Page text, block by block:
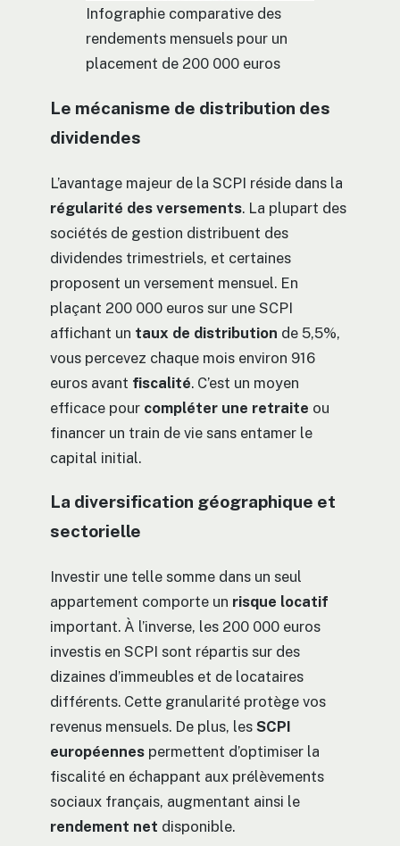
Infographie comparative des
rendements mensuels pour un
placement de 200 000 euros
Le mécanisme de distribution des
dividendes
L’avantage majeur de la SCPI réside dans la
régularité des versements. La plupart des
sociétés de gestion distribuent des
dividendes trimestriels, et certaines
proposent un versement mensuel. En
plaçant 200 000 euros sur une SCPI
affichant un taux de distribution de 5,5%,
vous percevez chaque mois environ 916
euros avant fiscalité. C’est un moyen
efficace pour compléter une retraite ou
financer un train de vie sans entamer le
capital initial.
La diversification géographique et
sectorielle
Investir une telle somme dans un seul
appartement comporte un risque locatif
important. À l’inverse, les 200 000 euros
investis en SCPI sont répartis sur des
dizaines d’immeubles et de locataires
différents. Cette granularité protège vos
revenus mensuels. De plus, les SCPI
européennes permettent d’optimiser la
fiscalité en échappant aux prélèvements
sociaux français, augmentant ainsi le
rendement net disponible.